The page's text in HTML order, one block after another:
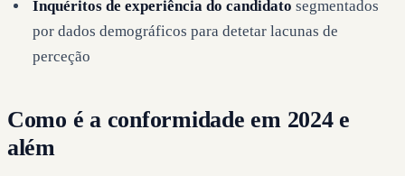
Inquéritos de experiência do candidato segmentados
por dados demográficos para detetar lacunas de
perceção
Como é a conformidade em 2024 e
além